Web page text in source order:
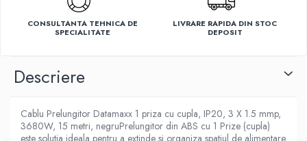
CONSULTANTA TEHNICA DE
SPECIALITATE
LIVRARE RAPIDA DIN STOC
DEPOSIT
Descriere
Cablu Prelungitor Datamaxx 1 priza cu cupla, IP20, 3 X 1.5 mmp,
3680W, 15 metri, negruPrelungitor din ABS cu 1 Prize (cupla)
este solutia ideala pentru a extinde si organiza spatiul de alimentare